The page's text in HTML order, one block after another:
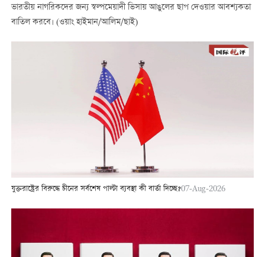
ভারতীয় নাগরিকদের জন্য স্বল্পমেয়াদী ভিসায় আঙুলের ছাপ দেওয়ার আবশ্যকতা
বাতিল করবে। (ওয়াং হাইমান/আলিম/ছাই)
যুক্তরাষ্ট্রের বিরুদ্ধে চীনের সর্বশেষ পাল্টা ব্যবস্থা কী বার্তা দিচ্ছে?07-Aug-2026